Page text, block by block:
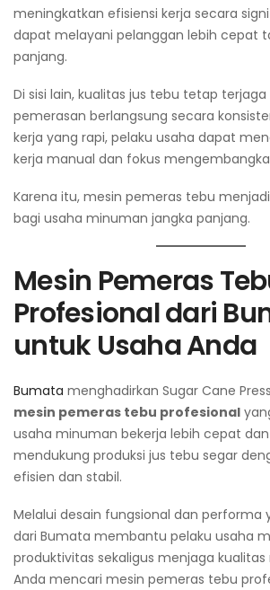
meningkatkan efisiensi kerja secara
dapat melayani pelanggan lebih cepat
panjang.
Di sisi lain, kualitas jus tebu tetap terjaga
pemerasan berlangsung secara
kerja yang rapi, pelaku usaha dapat
kerja manual dan fokus
Karena itu, mesin pemeras tebu
bagi usaha minuman jangka panjang.
Mesin Pemeras
Profesional dari
untuk Usaha Anda
Bumata menghadirkan Sugar Cane
mesin pemeras tebu profesional
usaha minuman bekerja lebih cepat dan
mendukung produksi jus tebu segar
efisien dan stabil.
Melalui desain fungsional dan performa
dari Bumata membantu pelaku usaha
produktivitas sekaligus menjaga kualitas
Anda mencari mesin pemeras tebu